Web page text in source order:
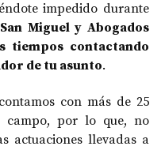
impedido durante
Miguel y Abogados
tiempos contactando
de tu asunto.
con más de 25
campo, por lo que, no
actuaciones llevadas a